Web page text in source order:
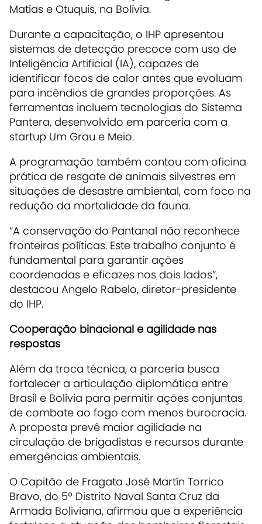
Matías e Otuquis, na Bolívia.
Durante a capacitação, o IHP apresentou
sistemas de detecção precoce com uso de
Inteligência Artificial (IA), capazes de
identificar focos de calor antes que evoluam
para incêndios de grandes proporções. As
ferramentas incluem tecnologias do Sistema
Pantera, desenvolvido em parceria com a
startup Um Grau e Meio.
A programação também contou com oficina
prática de resgate de animais silvestres em
situações de desastre ambiental, com foco na
redução da mortalidade da fauna.
“A conservação do Pantanal não reconhece
fronteiras políticas. Este trabalho conjunto é
fundamental para garantir ações
coordenadas e eficazes nos dois lados”,
destacou Angelo Rabelo, diretor-presidente
do IHP.
Cooperação binacional e agilidade nas
respostas
Além da troca técnica, a parceria busca
fortalecer a articulação diplomática entre
Brasil e Bolívia para permitir ações conjuntas
de combate ao fogo com menos burocracia.
A proposta prevê maior agilidade na
circulação de brigadistas e recursos durante
emergências ambientais.
O Capitão de Fragata José Martín Torrico
Bravo, do 5º Distrito Naval Santa Cruz da
Armada Boliviana, afirmou que a experiência